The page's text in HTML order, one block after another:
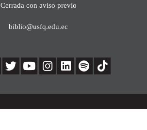
Cerrada con aviso previo
biblio@usfq.edu.ec